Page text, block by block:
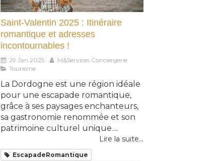
Saint-Valentin 2025 : Itinéraire
romantique et adresses
incontournables !
29 Jan 2025
M&Services Conciergerie
Tourisme
La Dordogne est une région idéale
pour une escapade romantique,
grâce à ses paysages enchanteurs,
sa gastronomie renommée et son
patrimoine culturel unique....
Lire la suite...
EscapadeRomantique